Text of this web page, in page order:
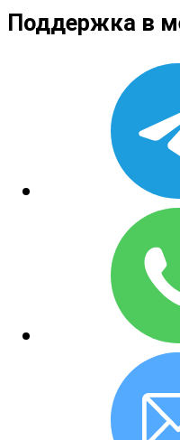
Поддержка в